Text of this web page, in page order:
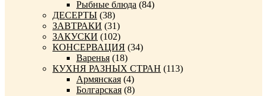
Рыбные блюда (84)
ДЕСЕРТЫ (38)
ЗАВТРАКИ (31)
ЗАКУСКИ (102)
КОНСЕРВАЦИЯ (34)
Варенья (18)
КУХНЯ РАЗНЫХ СТРАН (113)
Армянская (4)
Болгарская (8)